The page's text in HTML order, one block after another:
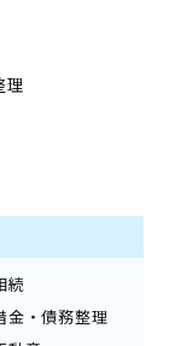
務整理に
理
続
金・債務整理